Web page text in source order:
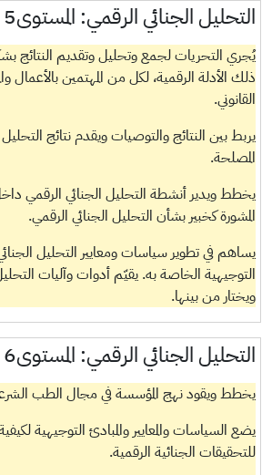
التحليل الجنائي الرقمي: المستوى5
يُجري التحريات لجمع وتحليل وتقديم النتائج
ذلك الأدلة الرقمية، لكل من المهتمين بالأعمال
القانوني.
يربط بين النتائج والتوصيات ويقدم نتائج
المصلحة.
يخطط ويدير أنشطة التحليل الجنائي الرقمي
المشورة كخبير بشأن التحليل الجنائي الرقمي.
يساهم في تطوير سياسات ومعايير التحليل
التوجيهية الخاصة به. يقيّم أدوات وآليات
ويختار من بينها.
التحليل الجنائي الرقمي: المستوى6
يخطط ويقود نهج المؤسسة في مجال الطب
يضع السياسات والمعايير والمبادئ التوجيهية
للتحقيقات الجنائية الرقمية.